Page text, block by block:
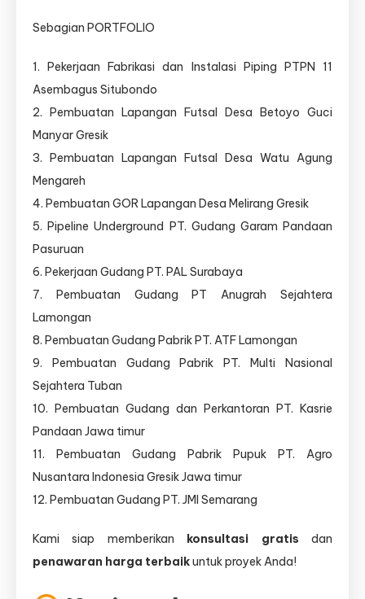
Sebagian PORTFOLIO
1. Pekerjaan Fabrikasi dan Instalasi Piping PTPN 11
Asembagus Situbondo
2. Pembuatan Lapangan Futsal Desa Betoyo Guci
Manyar Gresik
3. Pembuatan Lapangan Futsal Desa Watu Agung
Mengareh
4. Pembuatan GOR Lapangan Desa Melirang Gresik
5. Pipeline Underground PT. Gudang Garam Pandaan
Pasuruan
6. Pekerjaan Gudang PT. PAL Surabaya
7. Pembuatan Gudang PT Anugrah Sejahtera
Lamongan
8. Pembuatan Gudang Pabrik PT. ATF Lamongan
9. Pembuatan Gudang Pabrik PT. Multi Nasional
Sejahtera Tuban
10. Pembuatan Gudang dan Perkantoran PT. Kasrie
Pandaan Jawa timur
11. Pembuatan Gudang Pabrik Pupuk PT. Agro
Nusantara Indonesia Gresik Jawa timur
12. Pembuatan Gudang PT. JMI Semarang
Kami siap memberikan konsultasi gratis dan
penawaran harga terbaikuntuk proyek Anda!